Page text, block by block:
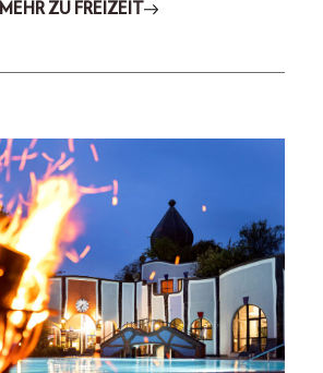
MEHR ZU FREIZEIT